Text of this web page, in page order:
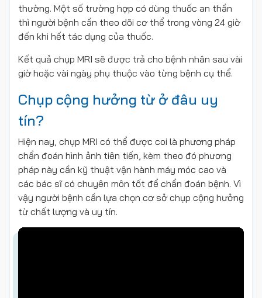
thường. Một số trường hợp có dùng thuốc an thần
thì người bệnh cần theo dõi cơ thể trong vòng 24 giờ
đến khi hết tác dụng của thuốc.
Kết quả chụp MRI sẽ được trả cho bệnh nhân sau vài
giờ hoặc vài ngày phụ thuộc vào từng bệnh cụ thể.
Chụp cộng hưởng từ ở đâu uy
tín?
Hiện nay, chụp MRI có thể được coi là phương pháp
chẩn đoán hình ảnh tiên tiến, kèm theo đó phương
pháp này cần kỹ thuật vận hành máy móc cao và
các bác sĩ có chuyên môn tốt để chẩn đoán bệnh. Vì
vậy người bệnh cần lựa chọn cơ sở chụp cộng hưởng
từ chất lượng và uy tín.